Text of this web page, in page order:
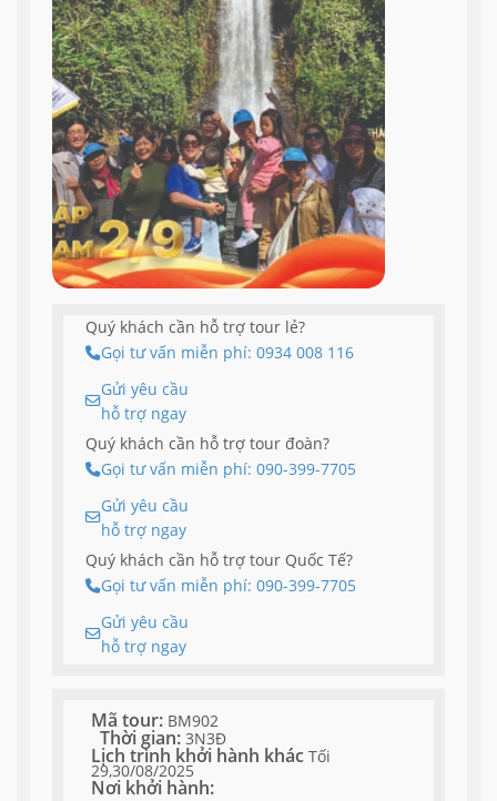
Quý khách cần hỗ trợ tour lẻ?
Gọi tư vấn miễn phí: 0934 008 116
Gửi yêu cầu
hỗ trợ ngay
Quý khách cần hỗ trợ tour đoàn?
Gọi tư vấn miễn phí: 090-399-7705
Gửi yêu cầu
hỗ trợ ngay
Quý khách cần hỗ trợ tour Quốc Tế?
Gọi tư vấn miễn phí: 090-399-7705
Gửi yêu cầu
hỗ trợ ngay
Mã tour: BM902
Thời gian: 3N3Đ
Lịch trình khởi hành khác Tối
29,30/08/2025
Nơi khởi hành: